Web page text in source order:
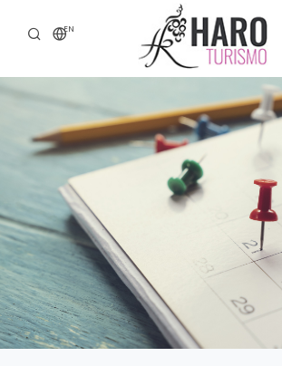
EN
DISCOVER HARO
SERVICES
HERITAGE
WINE TOURISM
GASTRONOMY
EXPERIENCES
CONTACT